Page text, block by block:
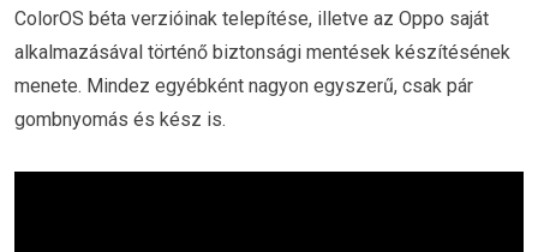
ColorOS béta verzióinak telepítése, illetve az Oppo saját
alkalmazásával történő biztonsági mentések készítésének
menete. Mindez egyébként nagyon egyszerű, csak pár
gombnyomás és kész is.